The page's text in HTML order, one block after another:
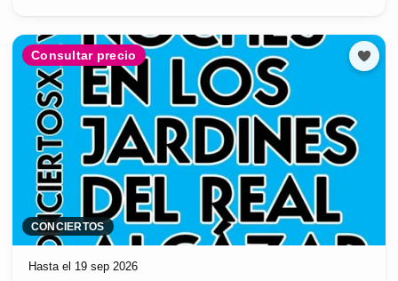
Consultar precio
CONCIERTOS
Hasta el 19 sep 2026